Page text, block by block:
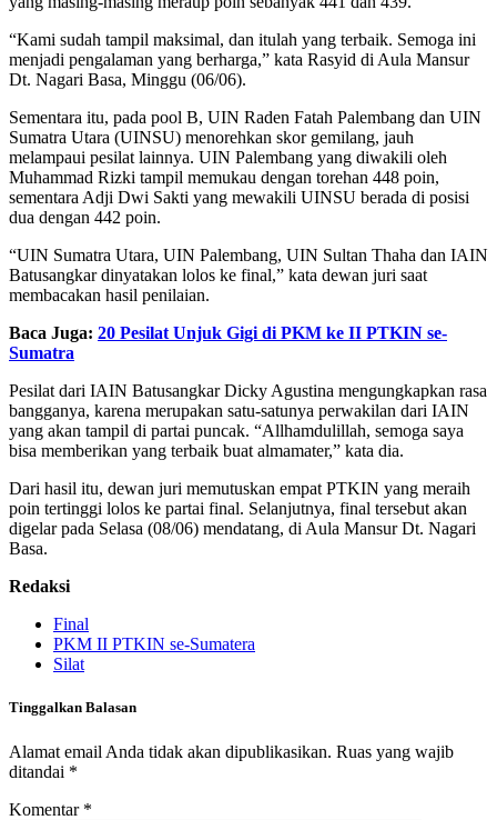
“Kami sudah tampil maksimal, dan itulah yang terbaik. Semoga ini
menjadi pengalaman yang berharga,” kata Rasyid di Aula Mansur
Dt. Nagari Basa, Minggu (06/06).
Sementara itu, pada pool B, UIN Raden Fatah Palembang dan UIN
Sumatra Utara (UINSU) menorehkan skor gemilang, jauh
melampaui pesilat lainnya. UIN Palembang yang diwakili oleh
Muhammad Rizki tampil memukau dengan torehan 448 poin,
sementara Adji Dwi Sakti yang mewakili UINSU berada di posisi
dua dengan 442 poin.
“UIN Sumatra Utara, UIN Palembang, UIN Sultan Thaha dan IAIN
Batusangkar dinyatakan lolos ke final,” kata dewan juri saat
membacakan hasil penilaian.
Baca Juga: 20 Pesilat Unjuk Gigi di PKM ke II PTKIN se-
Sumatra
Pesilat dari IAIN Batusangkar Dicky Agustina mengungkapkan rasa
bangganya, karena merupakan satu-satunya perwakilan dari IAIN
yang akan tampil di partai puncak. “Allhamdulillah, semoga saya
bisa memberikan yang terbaik buat almamater,” kata dia.
Dari hasil itu, dewan juri memutuskan empat PTKIN yang meraih
poin tertinggi lolos ke partai final. Selanjutnya, final tersebut akan
digelar pada Selasa (08/06) mendatang, di Aula Mansur Dt. Nagari
Basa.
Redaksi
Final
PKM II PTKIN se-Sumatera
Silat
Tinggalkan Balasan
Alamat email Anda tidak akan dipublikasikan. Ruas yang wajib
ditandai *
Komentar *